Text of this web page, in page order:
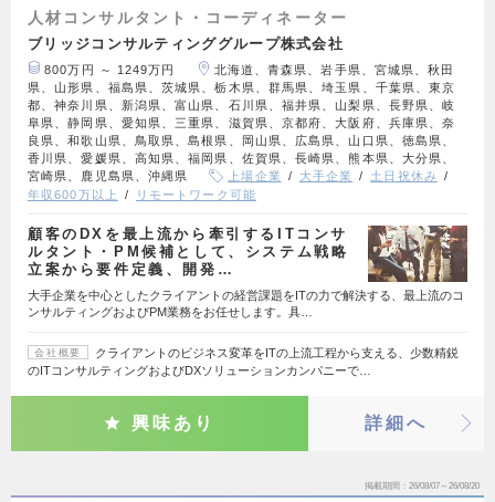
人材コンサルタント・コーディネーター
ブリッジコンサルティンググループ株式会社
800万円 ～ 1249万円
北海道、青森県、岩手県、宮城県、秋田
県、山形県、福島県、茨城県、栃木県、群馬県、埼玉県、千葉県、東京
都、神奈川県、新潟県、富山県、石川県、福井県、山梨県、長野県、岐
阜県、静岡県、愛知県、三重県、滋賀県、京都府、大阪府、兵庫県、奈
良県、和歌山県、鳥取県、島根県、岡山県、広島県、山口県、徳島県、
香川県、愛媛県、高知県、福岡県、佐賀県、長崎県、熊本県、大分県、
宮崎県、鹿児島県、沖縄県
上場企業 大手企業
土日祝休み
年収600万以上
リモートワーク可能
顧客のDXを最上流から牽引するITコンサ
ルタント・PM候補として、システム戦略
立案から要件定義、開発…
大手企業を中心としたクライアントの経営課題をITの力で解決する、最上流のコ
ンサルティングおよびPM業務をお任せします。具…
会社概要
クライアントのビジネス変革をITの上流工程から支える、少数精鋭
のITコンサルティングおよびDXソリューションカンパニーで…
興味あり 詳細へ
掲載期間 26/08/07～26/08/20